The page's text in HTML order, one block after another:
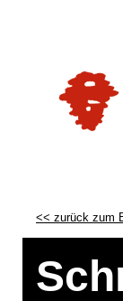
<< zurück zum